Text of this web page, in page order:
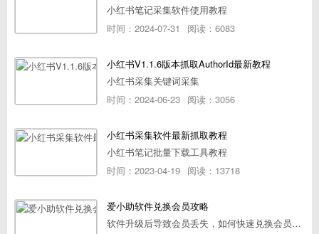
小红书笔记采集软件使用教程
时间：2024-07-31
阅读：6083
小红书V1.1.6版本抓取AuthorId最新教程
小红书采集关键词采集
时间：2024-06-23 阅读：3056
小红书采集软件最新抓取教程
小红书笔记批量下载工具教程
时间：2023-04-19 阅读：13718
爱小助软件兑换会员攻略
软件升级后导致会员丢失，如何快速兑换会员详细攻略